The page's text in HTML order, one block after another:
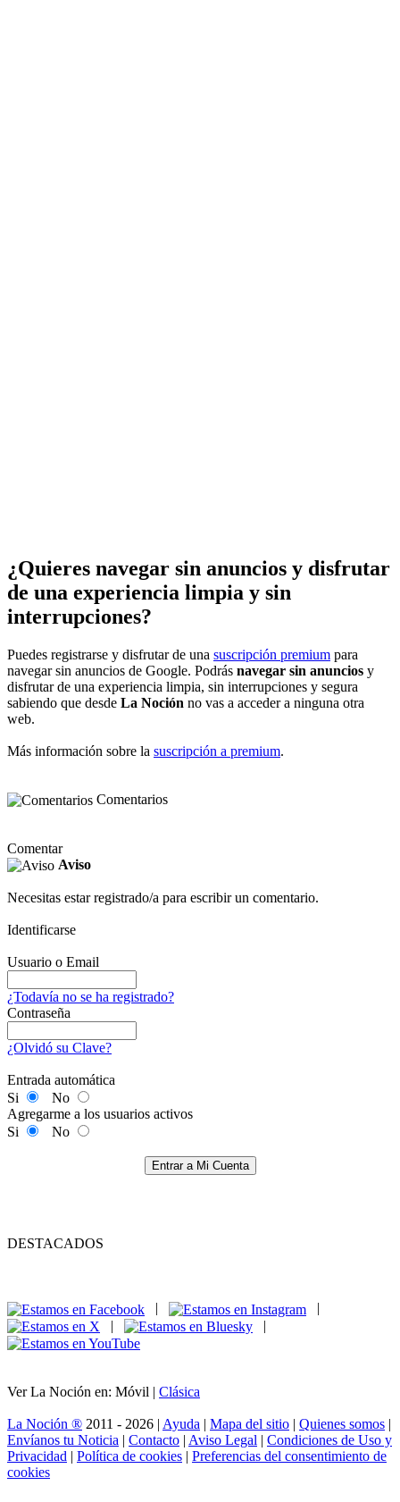
¿Quieres navegar sin anuncios y disfrutar
de una experiencia limpia y sin
interrupciones?
Puedes registrarse y disfrutar de una suscripción premium para
navegar sin anuncios de Google. Podrás navegar sin anuncios y
disfrutar de una experiencia limpia, sin interrupciones y segura
sabiendo que desde La Noción no vas a acceder a ninguna otra
web.
Más información sobre la suscripción a premium.
Comentarios
Comentar
Aviso
Necesitas estar registrado/a para escribir un comentario.
Identificarse
Usuario o Email
¿Todavía no se ha registrado?
Contraseña
¿Olvidó su Clave?
Entrada automática
Si
No
Agregarme a los usuarios activos
Si
No
Entrar a Mi Cuenta
DESTACADOS
|
|
Ver La Noción en: Móvil | Clásica
La Noción ® 2011 - 2026 | Ayuda | Mapa del sitio | Quienes somos |
Envíanos tu Noticia | Contacto | Aviso Legal | Condiciones de Uso y
Privacidad | Política de cookies | Preferencias del consentimiento de
cookies